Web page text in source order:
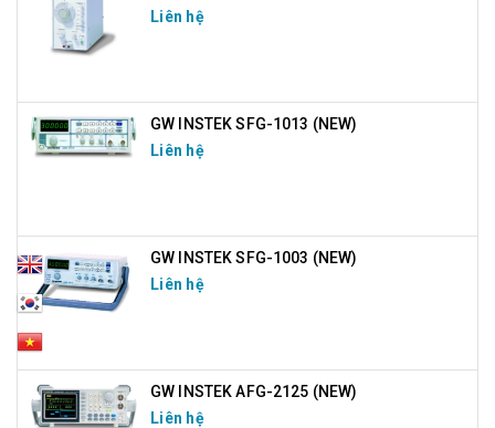
Liên hệ
GW INSTEK SFG-1013 (NEW)
Liên hệ
GW INSTEK SFG-1003 (NEW)
Liên hệ
GW INSTEK AFG-2125 (NEW)
Liên hệ